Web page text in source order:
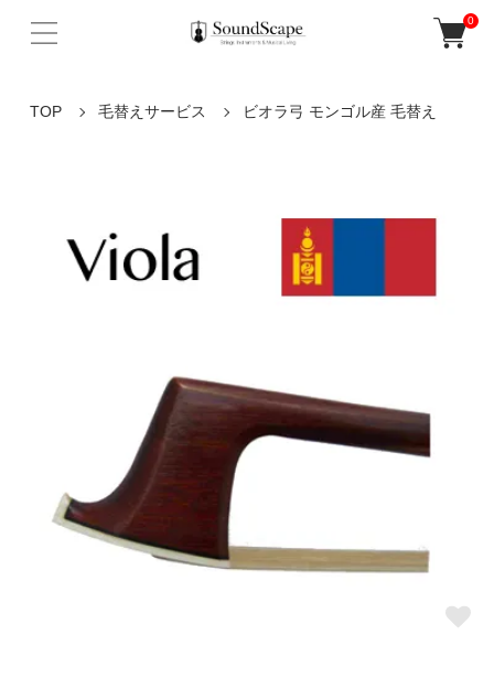
0
TOP 毛替えサービス ビオラ弓 モンゴル産 毛替え